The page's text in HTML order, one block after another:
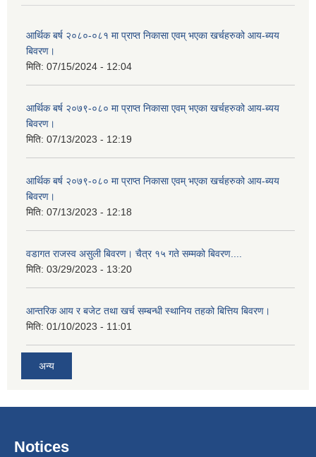
आर्थिक बर्ष २०८०-०८१ मा प्राप्त निकासा एवम् भएका खर्चहरुको आय-ब्यय
बिवरण।
मिति: 07/15/2024 - 12:04
आर्थिक बर्ष २०७९-०८० मा प्राप्त निकासा एवम् भएका खर्चहरुको आय-ब्यय
बिवरण।
मिति: 07/13/2023 - 12:19
आर्थिक बर्ष २०७९-०८० मा प्राप्त निकासा एवम् भएका खर्चहरुको आय-ब्यय
बिवरण।
मिति: 07/13/2023 - 12:18
वडागत राजस्व असुली बिवरण। चैत्र १५ गते सम्मको बिवरण....
मिति: 03/29/2023 - 13:20
आन्तरिक आय र बजेट तथा खर्च सम्बन्धी स्थानिय तहको बित्तिय बिवरण।
मिति: 01/10/2023 - 11:01
अन्य
Notices